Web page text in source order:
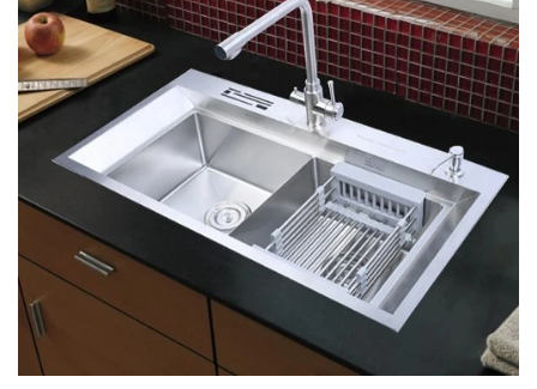
• Bảng điều khiển: Bảng điều khiển cảm ứng
• Tiện ích:
- Vòng đệm cửa kháng khuẩn
- Tự khởi động lại khi có điện
- Thêm đồ trong khi giặt
- Khóa trẻ em
- Hẹn giờ giặt
- Có sấyChống nhăn
• Kích thước - Khối lượng: Cao 85 cm - Ngang 59.2